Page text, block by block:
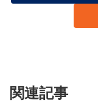
関連記事